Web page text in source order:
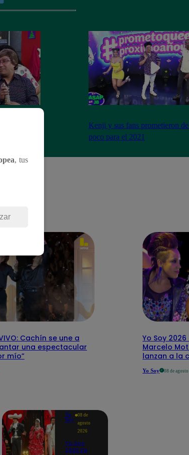
Kenji y sus fans prometieron
poco para el 2021
Cachín se une a
una espectacular
mío”
Yo Soy 2026
Marcelo
lanzan a la
Yo Soy 08 de
Yo
Soy
08 de
agosto
2026
Yo Soy
2026 EN
, tus